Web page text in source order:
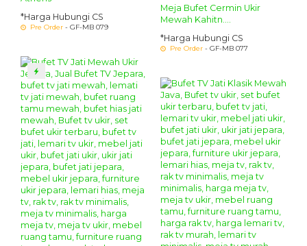
*Harga Hubungi CS
Pre Order - GF-MB 079
Meja Bufet Cermin Ukir
Mewah Kahitn....
*Harga Hubungi CS
Pre Order - GF-MB 077